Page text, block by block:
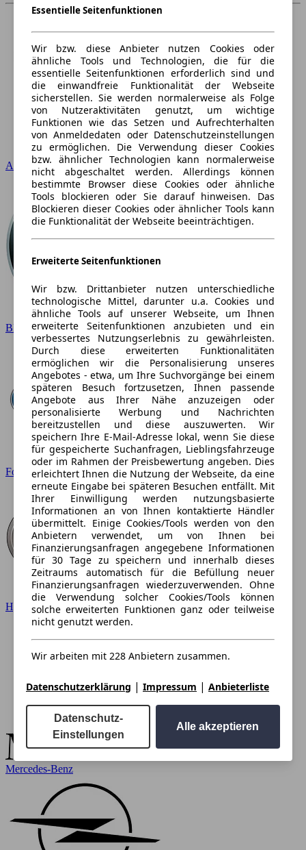
Audi
BMW
Ford
Hyundai
Mercedes-Benz
Essentielle Seitenfunktionen
Wir bzw. diese Anbieter nutzen Cookies oder
ähnliche Tools und Technologien, die für die
essentielle Seitenfunktionen erforderlich sind und
die einwandfreie Funktionalität der Webseite
sicherstellen. Sie werden normalerweise als Folge
von Nutzeraktivitäten genutzt, um wichtige
Funktionen wie das Setzen und Aufrechterhalten
von Anmeldedaten oder Datenschutzeinstellungen
zu ermöglichen. Die Verwendung dieser Cookies
bzw. ähnlicher Technologien kann normalerweise
nicht abgeschaltet werden. Allerdings können
bestimmte Browser diese Cookies oder ähnliche
Tools blockieren oder Sie darauf hinweisen. Das
Blockieren dieser Cookies oder ähnlicher Tools kann
die Funktionalität der Webseite beeinträchtigen.
Erweiterte Seitenfunktionen
Wir bzw. Drittanbieter nutzen unterschiedliche
technologische Mittel, darunter u.a. Cookies und
ähnliche Tools auf unserer Webseite, um Ihnen
erweiterte Seitenfunktionen anzubieten und ein
verbessertes Nutzungserlebnis zu gewährleisten.
Durch diese erweiterten Funktionalitäten
ermöglichen wir die Personalisierung unseres
Angebotes - etwa, um Ihre Suchvorgänge bei einem
späteren Besuch fortzusetzen, Ihnen passende
Angebote aus Ihrer Nähe anzuzeigen oder
personalisierte Werbung und Nachrichten
bereitzustellen und diese auszuwerten. Wir
speichern Ihre E-Mail-Adresse lokal, wenn Sie diese
für gespeicherte Suchanfragen, Lieblingsfahrzeuge
oder im Rahmen der Preisbewertung angeben. Dies
erleichtert Ihnen die Nutzung der Webseite, da eine
erneute Eingabe bei späteren Besuchen entfällt. Mit
Ihrer Einwilligung werden nutzungsbasierte
Informationen an von Ihnen kontaktierte Händler
übermittelt. Einige Cookies/Tools werden von den
Anbietern verwendet, um von Ihnen bei
Finanzierungsanfragen angegebene Informationen
für 30 Tage zu speichern und innerhalb dieses
Zeitraums automatisch für die Befüllung neuer
Finanzierungsanfragen wiederzuverwenden. Ohne
die Verwendung solcher Cookies/Tools können
solche erweiterten Funktionen ganz oder teilweise
nicht genutzt werden.
Wir arbeiten mit 228 Anbietern zusammen.
Datenschutzerklärung | Impressum | Anbieterliste
Datenschutz-
Einstellungen
Alle akzeptieren